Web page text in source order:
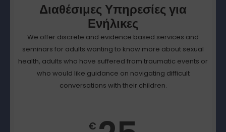
Διαθέσιμες Υπηρεσίες για
Ενήλικες
We offer discrete and evidence based services and
seminars for adults wanting to know more about sexual
health, adults who have suffered from traumatic events or
who would like guidance on navigating difficult
conversations with their children.
€